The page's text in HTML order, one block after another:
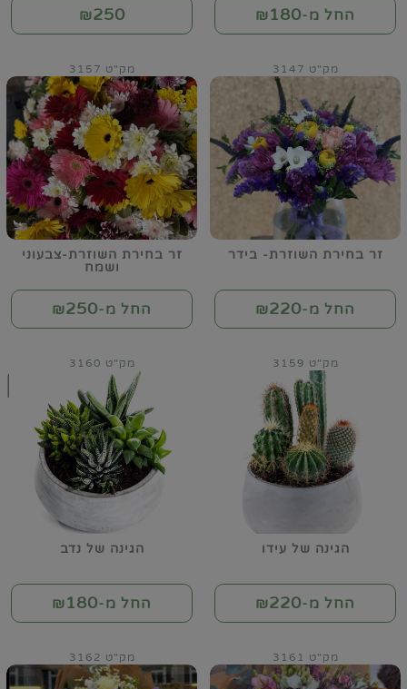
החל מ-₪180
₪250
זר בחירת השוזרת- בידר
מק"ט 3147
החל מ-₪220
זר בחירת השוזרת-צבעוני
ושמח
מק"ט 3157
החל מ-₪250
הגינה של עידו
מק"ט 3159
החל מ-₪220
הגינה של נדב
מק"ט 3160
החל מ-₪180
מק"ט 3161 מק"ט 3162